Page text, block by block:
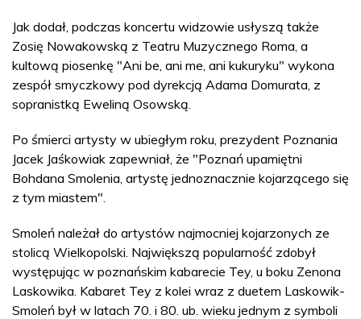
Jak dodał, podczas koncertu widzowie usłyszą także
Zosię Nowakowską z Teatru Muzycznego Roma, a
kultową piosenkę "Ani be, ani me, ani kukuryku" wykona
zespół smyczkowy pod dyrekcją Adama Domurata, z
sopranistką Eweliną Osowską.
Po śmierci artysty w ubiegłym roku, prezydent Poznania
Jacek Jaśkowiak zapewniał, że "Poznań upamiętni
Bohdana Smolenia, artystę jednoznacznie kojarzącego się
z tym miastem".
Smoleń należał do artystów najmocniej kojarzonych ze
stolicą Wielkopolski. Największą popularność zdobył
występując w poznańskim kabarecie Tey, u boku Zenona
Laskowika. Kabaret Tey z kolei wraz z duetem Laskowik-
Smoleń był w latach 70. i 80. ub. wieku jednym z symboli